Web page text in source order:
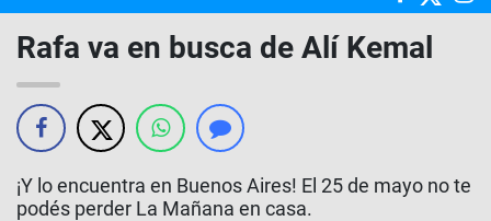
Rafa va en busca de Alí Kemal
¡Y lo encuentra en Buenos Aires! El 25 de mayo no te
podés perder La Mañana en casa.